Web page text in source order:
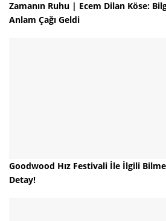
Zamanın Ruhu | Ecem Dilan Köse:
Anlam Çağı Geldi
Goodwood Hız Festivali İle İlgili
Detay!